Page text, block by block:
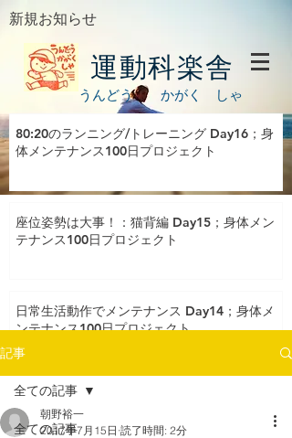
新規お知らせ
運動科楽舎
うんどう かがく しゃ
80:20のランニング/トレーニング Day16；身
体メンテナンス100日プロジェクト
座位姿勢は大事！：猫背編 Day15；身体メン
テナンス100日プロジェクト
日常生活動作でメンテナンス Day14；身体メ
ンテナンス100日プロジェクト
記事
全ての記事
全ての記事
朝野裕一
2017年7月15日 読了時間: 2分